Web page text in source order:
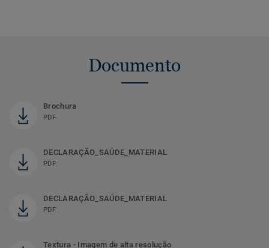
Documento
Brochura
PDF
DECLARAÇÃO_SAÚDE_MATERIAL
PDF
DECLARAÇÃO_SAÚDE_MATERIAL
PDF
Textura - Imagem de alta resolução